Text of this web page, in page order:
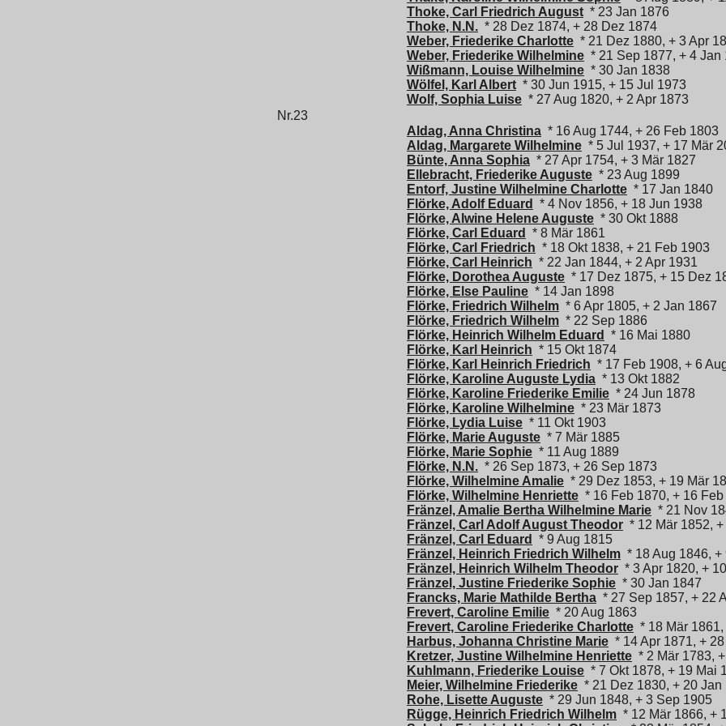
Thoke, Carl Friedrich August * 23 Jan 1876
Thoke, N.N. * 28 Dez 1874, + 28 Dez 1874
Weber, Friederike Charlotte * 21 Dez 1880, + 3 Apr
Weber, Friederike Wilhelmine * 21 Sep 1877, + 4 Jan
Wißmann, Louise Wilhelmine * 30 Jan 1838
Wölfel, Karl Albert * 30 Jun 1915, + 15 Jul 1973
Wolf, Sophia Luise * 27 Aug 1820, + 2 Apr 1873
Nr.23
Aldag, Anna Christina * 16 Aug 1744, + 26 Feb 1803
Aldag, Margarete Wilhelmine * 5 Jul 1937, + 17 Mär
Bünte, Anna Sophia * 27 Apr 1754, + 3 Mär 1827
Ellebracht, Friederike Auguste * 23 Aug 1899
Entorf, Justine Wilhelmine Charlotte * 17 Jan 1840
Flörke, Adolf Eduard
* 4 Nov 1856, + 18 Jun 1938
Flörke, Alwine Helene Auguste * 30 Okt 1888
Flörke, Carl Eduard
* 8 Mär 1861
Flörke, Carl Friedrich * 18 Okt 1838, + 21 Feb 1903
Flörke, Carl Heinrich * 22 Jan 1844, + 2 Apr 1931
Flörke, Dorothea Auguste * 17 Dez 1875, + 15 Dez
Flörke, Else Pauline * 14 Jan 1898
Flörke, Friedrich Wilhelm * 6 Apr 1805, + 2 Jan 1867
Flörke, Friedrich Wilhelm * 22 Sep 1886
Flörke, Heinrich Wilhelm Eduard
* 16 Mai 1880
Flörke, Karl Heinrich * 15 Okt 1874
Flörke, Karl Heinrich Friedrich * 17 Feb 1908, + 6
Flörke, Karoline Auguste Lydia * 13 Okt 1882
Flörke, Karoline Friederike Emilie * 24 Jun 1878
Flörke, Karoline Wilhelmine * 23 Mär 1873
Flörke, Lydia Luise * 11 Okt 1903
Flörke, Marie Auguste * 7 Mär 1885
Flörke, Marie Sophie * 11 Aug 1889
Flörke, N.N. * 26 Sep 1873, + 26 Sep 1873
Flörke, Wilhelmine Amalie * 29 Dez 1853, + 19 Mär
Flörke, Wilhelmine Henriette * 16 Feb 1870, + 16 Feb
Fränzel, Amalie Bertha Wilhelmine Marie * 21 Nov
Fränzel, Carl Adolf August Theodor * 12 Mär 1852,
Fränzel, Carl Eduard
* 9 Aug 1815
Fränzel, Heinrich Friedrich Wilhelm * 18 Aug 1846, +
Fränzel, Heinrich Wilhelm Theodor * 3 Apr 1820, +
Fränzel, Justine Friederike Sophie * 30 Jan 1847
Francks, Marie Mathilde Bertha * 27 Sep 1857, + 22
Frevert, Caroline Emilie * 20 Aug 1863
Frevert, Caroline Friederike Charlotte * 18 Mär
Harbus, Johanna Christine Marie * 14 Apr 1871, +
Kretzer, Justine Wilhelmine Henriette * 2 Mär 1783,
Kuhlmann, Friederike Louise * 7 Okt 1878, + 19 Mai
Meier, Wilhelmine Friederike * 21 Dez 1830, + 20 Jan
Rohe, Lisette Auguste * 29 Jun 1848, + 3 Sep 1905
Rügge, Heinrich Friedrich Wilhelm * 12 Mär 1866, +